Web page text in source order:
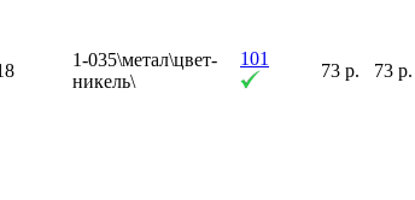
1-035\метал\цвет-
никель\
101
73 р. 73 р.